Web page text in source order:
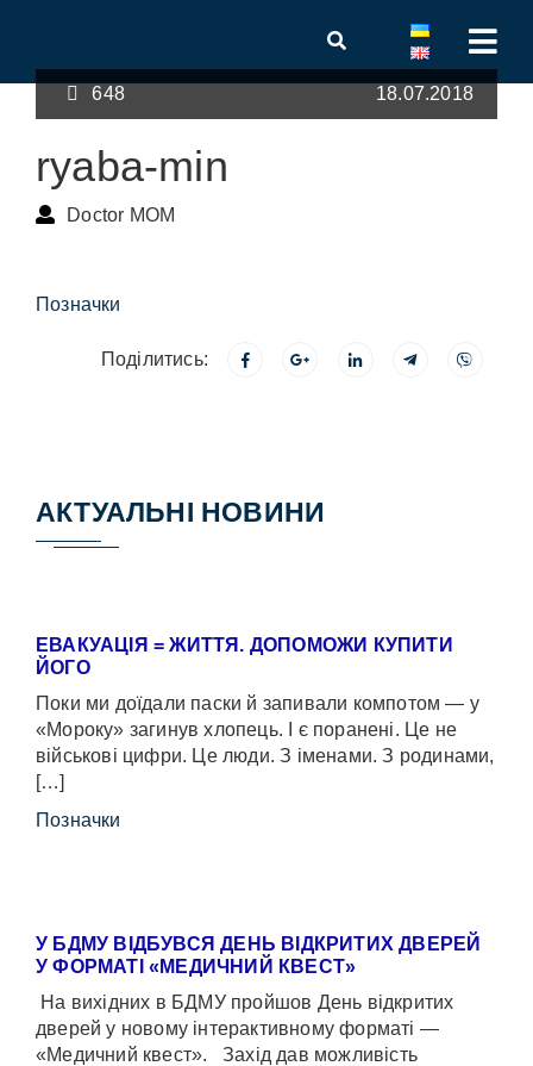
648 18.07.2018
ryaba-min
Doctor MOM
Позначки
Поділитись:
АКТУАЛЬНІ НОВИНИ
ЕВАКУАЦІЯ = ЖИТТЯ. ДОПОМОЖИ КУПИТИ
ЙОГО
Поки ми доїдали паски й запивали компотом — у
«Мороку» загинув хлопець. І є поранені. Це не
військові цифри. Це люди. З іменами. З родинами,
[…]
Позначки
У БДМУ ВІДБУВСЯ ДЕНЬ ВІДКРИТИХ ДВЕРЕЙ
У ФОРМАТІ «МЕДИЧНИЙ КВЕСТ»
На вихідних в БДМУ пройшов День відкритих
дверей у новому інтерактивному форматі —
«Медичний квест». Захід дав можливість